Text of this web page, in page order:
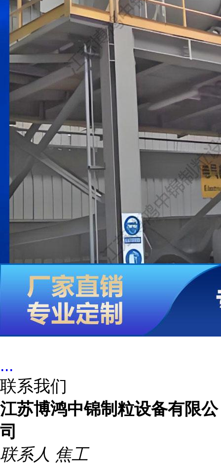
...
联系我们
江苏博鸿中锦制粒设备有限公
司
联系人 焦工